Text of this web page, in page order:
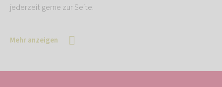
jederzeit gerne zur Seite.
Mehr anzeigen